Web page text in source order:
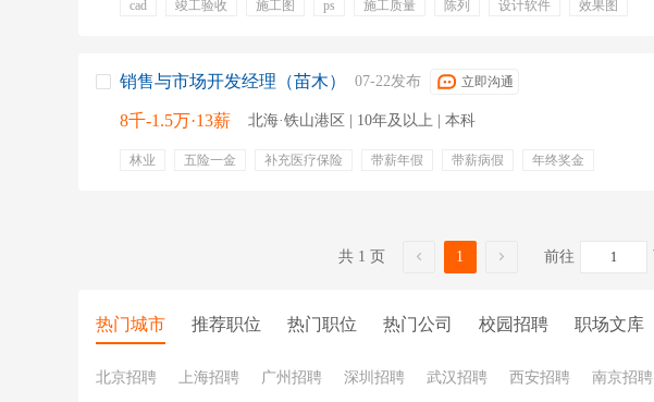
cad 竣工验收 施工图 ps 施工质量 陈列 设计软件
效果图
销售与市场开发经理（苗木） 07-22发布 立即沟通
8千-1.5万·13薪 北海·铁山港区 | 10年及以上 | 本科
林业 五险一金 补充医疗保险 带薪年假 带薪病假
年终奖金
共 1 页 1 前往
热门城市 推荐职位 热门职位 热门公司 校园招聘 职场文库
北京招聘 上海招聘 广州招聘 深圳招聘 武汉招聘 西安招聘 南京招聘